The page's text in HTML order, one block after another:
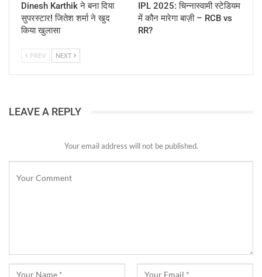
Dinesh Karthik ने बना दिया
सुपरस्टार! जितेश शर्मा ने खुद
किया खुलासा
IPL 2025: चिन्नास्वामी स्टेडियम
में कौन मारेगा बाज़ी – RCB vs
RR?
PREV NEXT
LEAVE A REPLY
Your email address will not be published.